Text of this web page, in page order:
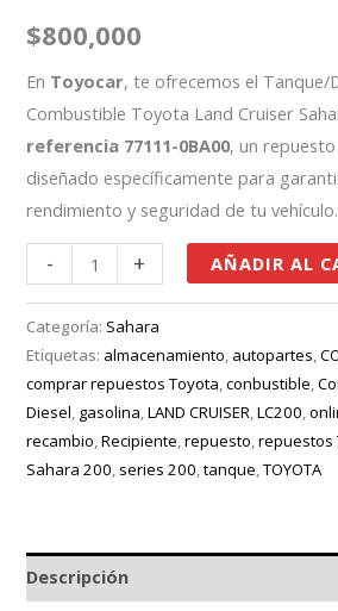
$800,000
En Toyocar, te ofrecemos el Tanque/
Combustible Toyota Land Cruiser
referencia 77111-0BA00, un
diseñado específicamente para
rendimiento y seguridad de tu vehículo.
- + AÑADIR AL
Categoría: Sahara
Etiquetas: almacenamiento autopartes ,
comprar repuestos Toyota ,conbustible ,
Diesel gasolina ,LAND CRUISER ,LC200 ,
recambio ,Recipiente ,repuesto ,repuestos
Sahara 200 series 200 ,tanque ,TOYOTA
Descripción